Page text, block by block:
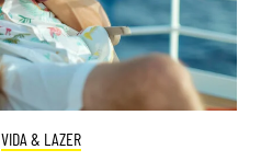
VIDA & LAZER